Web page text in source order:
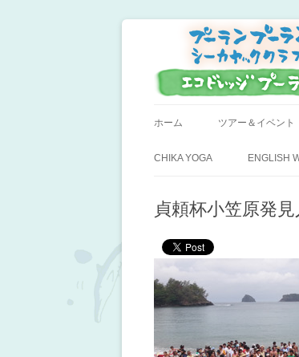
プーラン・プ
ホーム ツアー＆イベント
CHIKA YOGA ENGLISH
貞頼杯小笠原発